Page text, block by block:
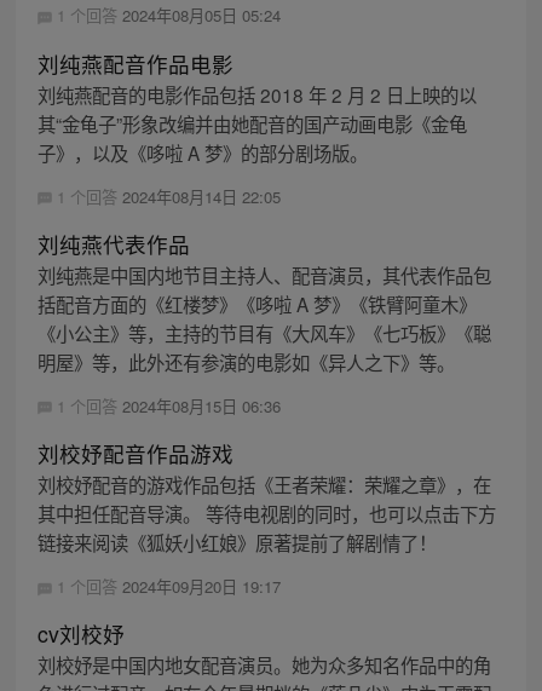
1 个回答 2024年08月05日 05:24
刘纯燕配音作品电影
刘纯燕配音的电影作品包括 2018 年 2 月 2 日上映的以
其“金龟子”形象改编并由她配音的国产动画电影《金龟
子》，以及《哆啦 A 梦》的部分剧场版。
1 个回答 2024年08月14日 22:05
刘纯燕代表作品
刘纯燕是中国内地节目主持人、配音演员，其代表作品包
括配音方面的《红楼梦》《哆啦 A 梦》《铁臂阿童木》
《小公主》等，主持的节目有《大风车》《七巧板》《聪
明屋》等，此外还有参演的电影如《异人之下》等。
1 个回答 2024年08月15日 06:36
刘校妤配音作品游戏
刘校妤配音的游戏作品包括《王者荣耀：荣耀之章》，在
其中担任配音导演。 等待电视剧的同时，也可以点击下方
链接来阅读《狐妖小红娘》原著提前了解剧情了！
1 个回答 2024年09月20日 19:17
cv刘校妤
刘校妤是中国内地女配音演员。她为众多知名作品中的角